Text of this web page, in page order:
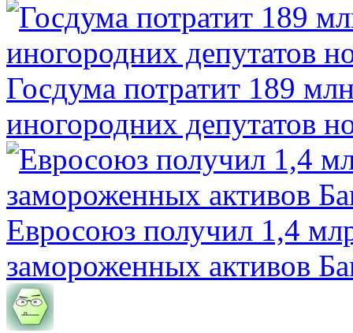
Госдума потратит 189
иногородних депутатов
Евросоюз получил 1,4
замороженных активов